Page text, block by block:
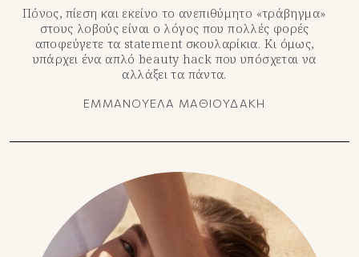
Πόνος, πίεση και εκείνο το ανεπιθύμητο «τράβηγμα»
στους λοβούς είναι ο λόγος που πολλές φορές
αποφεύγετε τα statement σκουλαρίκια. Κι όμως,
υπάρχει ένα απλό beauty hack που υπόσχεται να
αλλάξει τα πάντα.
ΕΜΜΑΝΟΥΕΛΑ ΜΑΘΙΟΥΔΑΚΗ